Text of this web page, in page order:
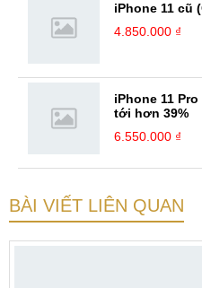
iPhone 11 cũ
4.850.000 ₫
iPhone 11
tới hơn 39%
6.550.000 ₫
BÀI VIẾT LIÊN QUAN